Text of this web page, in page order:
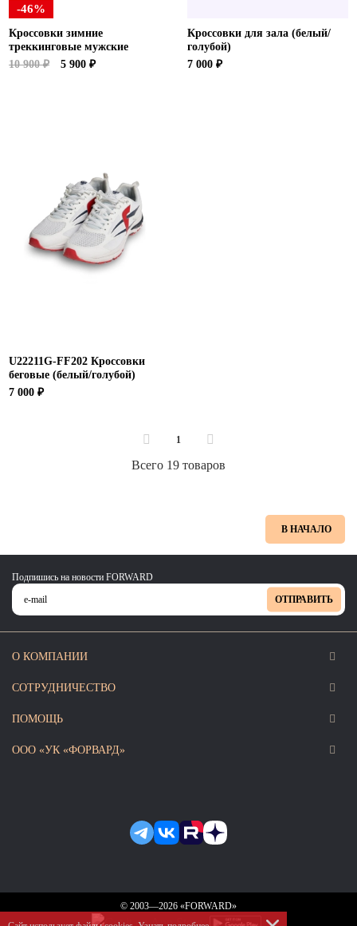
-46%
Кроссовки зимние
треккинговые мужские
10 900 ₽
5 900 ₽
Кроссовки для зала (белый/
голубой)
7 000 ₽
U22211G-FF202 Кроссовки
беговые (белый/голубой)
7 000 ₽
1
Всего 19 товаров
В НАЧАЛО
Подпишись на новости FORWARD
ОТПРАВИТЬ
О КОМПАНИИ
СОТРУДНИЧЕСТВО
ПОМОЩЬ
ООО «УК «ФОРВАРД»
© 2003—2026 «FORWARD»